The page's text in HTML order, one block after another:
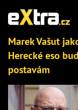
Marek Vašut
Herecké eso
postavám